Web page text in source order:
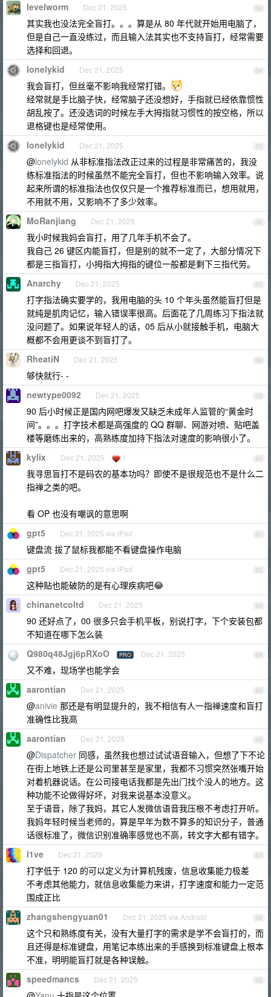
53
levelworm Dec 21, 2025
其实我也没法完全盲打。。。算是从 80 年代就开始用电脑了，
但是自己一直没练过，而且输入法其实也不支持盲打，经常需要
选择和回退。
54
lonelykid Dec 21, 2025
我会盲打，但丝毫不影响我经常打错。
经常就是手比脑子快，经常脑子还没想好，手指就已经依靠惯性
胡乱按了。还没选词的时候左手大拇指就习惯性的按空格，所以
退格键也是经常使用。
55
lonelykid Dec 21, 2025
@lonelykid 从非标准指法改正过来的过程是非常痛苦的，我没
练标准指法的时候虽然不能完全盲打，但也不影响输入效率。说
起来所谓的标准指法也仅仅只是一个推荐标准而已，想用就用，
不用就不用，又影响不了多少效率。
56
MoRanjiang Dec 21, 2025
我小时候我妈会盲打，用了几年手机不会了。
我自己 26 键区内能盲打，但是别的就不一定了，大部分情况下
都是三指盲打，小拇指大拇指的键位一般都是剩下三指代劳。
57
Anarchy Dec 21, 2025
打字指法确实要学的，我用电脑的头 10 个年头虽然能盲打但是
就纯是肌肉记忆，输入错误率很高。后面花了几周练习下指法就
没问题了。如果说年轻人的话，05 后从小就接触手机，电脑大
概都不会用更谈不到盲打了。
58
RheatiN Dec 21, 2025
够快就行- -
59
newtype0092 Dec 21, 2025
90 后小时候正是国内网吧爆发又缺乏未成年人监管的“黄金时
间”。。。打字技术都是高强度的 QQ 群聊、网游对喷、贴吧盖
楼等磨练出来的，高熟练度加持下指法对速度的影响很小了。
60
kylix Dec 21, 2025 1
我寻思盲打不是码农的基本功吗？即使不是很规范也不是什么二
指禅之类的吧。
看 OP 也没有嘲讽的意思啊
61
gpt5 Dec 21, 2025 via iPad
键盘流 拔了鼠标我都能不看键盘操作电脑
62
gpt5 Dec 21, 2025 via iPad
这种贴也能破防的是有心理疾病吧😂
63
chinanetcoltd Dec 21, 2025
90 还好点了，00 很多只会手机平板，别说打字，下个安装包都
不知道在哪下怎么装
64
Q980q48Jgj6pRXoO PRO Dec 21, 2025
又不难，现场学也能学会
65
aarontian Dec 21, 2025
@anivie 那还是有明显提升的，我不相信有人一指禅速度和盲打
准确性比我高
66
aarontian Dec 21, 2025
@Dispatcher 同感，虽然我也想过试试语音输入，但想了下不论
在街上地铁上还是公司里甚至是家里，我都不习惯突然张嘴开始
对着机器说话。在公司接电话我都是先出门找个没人的地方。这
种功能不论做得好坏，对我来说基本没意义。
至于语音，除了我妈，其它人发微信语音我压根不考虑打开听。
我妈年轻时候当老师的，算是早年为数不算多的知识分子，普通
话很标准了，微信识别准确率感觉也不高，转文字大都有错字。
67
l1ve Dec 21, 2025
打字低于 120 的可以定义为计算机残废，信息收集能力极差
不考虑其他能力，就信息收集能力来讲，打字速度和能力一定范
围成正比
68
zhangshengyuan01 Dec 21, 2025 via Android
这个只和熟练度有关，没有大量打字的需求是学不会盲打的，而
且还得是标准键盘，用笔记本练出来的手感换到标准键盘上根本
不准，明明能盲打就是各种误触。
69
speedmancs Dec 21, 2025